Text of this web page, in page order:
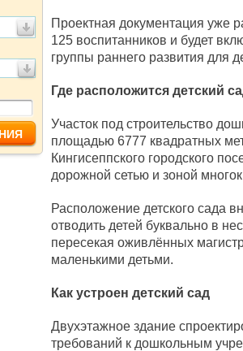
Проектная документация уже
125 воспитанников и будет
группы раннего развития для
Где расположится детский
Участок под строительство
площадью 6777 квадратных
Кингисеппского городского
дорожной сетью и зоной
Расположение детского сада
отводить детей буквально в
пересекая оживлённых
маленькими детьми.
Как устроен детский сад
Двухэтажное здание
требований к дошкольным